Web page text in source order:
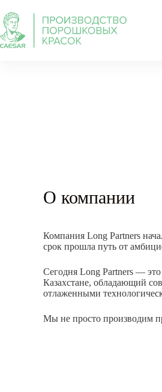
О компании
Компания Long Partners
срок прошла путь от
Сегодня Long Partners —
Казахстане, обладающий
отлаженными
Мы не просто производим